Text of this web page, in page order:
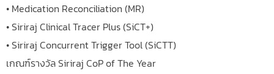
• Medication Reconciliation (MR)
• Siriraj Clinical Tracer Plus (SiCT+)
• Siriraj Concurrent Trigger Tool (SiCTT)
เกณฑ์รางวัล Siriraj CoP of The Year